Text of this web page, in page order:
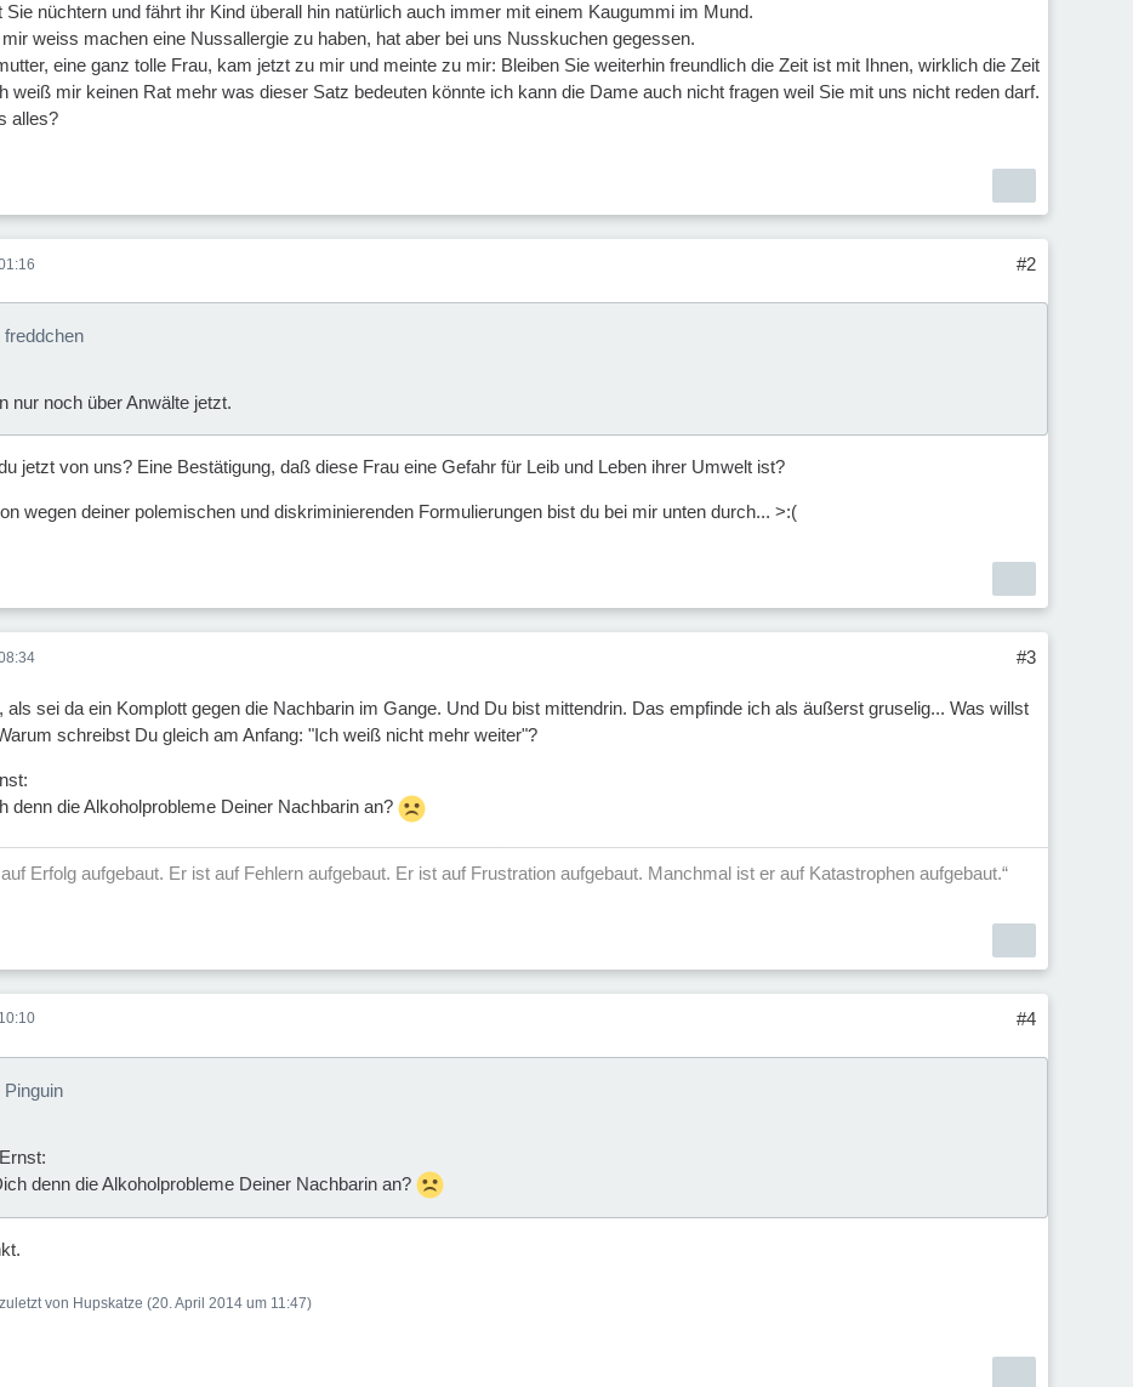
Sie nüchtern und fährt ihr Kind überall hin natürlich auch immer mit einem Kaugummi im Mund.
weiss machen eine Nussallergie zu haben, hat aber bei uns Nusskuchen gegessen.
eine ganz tolle Frau, kam jetzt zu mir und meinte zu mir: Bleiben Sie weiterhin freundlich die Zeit ist mit Ihnen, wirklich die Zeit
weiß mir keinen Rat mehr was dieser Satz bedeuten könnte ich kann die Dame auch nicht fragen weil Sie mit uns nicht reden darf.
alles?
#2
freddchen
nur noch über Anwälte jetzt.
jetzt von uns? Eine Bestätigung, daß diese Frau eine Gefahr für Leib und Leben ihrer Umwelt ist?
wegen deiner polemischen und diskriminierenden Formulierungen bist du bei mir unten durch... >:(
#3
als sei da ein Komplott gegen die Nachbarin im Gange. Und Du bist mittendrin. Das empfinde ich als äußerst gruselig... Was willst
schreibst Du gleich am Anfang: "Ich weiß nicht mehr weiter"?
denn die Alkoholprobleme Deiner Nachbarin an?
Erfolg aufgebaut. Er ist auf Fehlern aufgebaut. Er ist auf Frustration aufgebaut. Manchmal ist er auf Katastrophen aufgebaut.“
#4
Pinguin
denn die Alkoholprobleme Deiner Nachbarin an?
von Hupskatze (20. April 2014 um 11:47)